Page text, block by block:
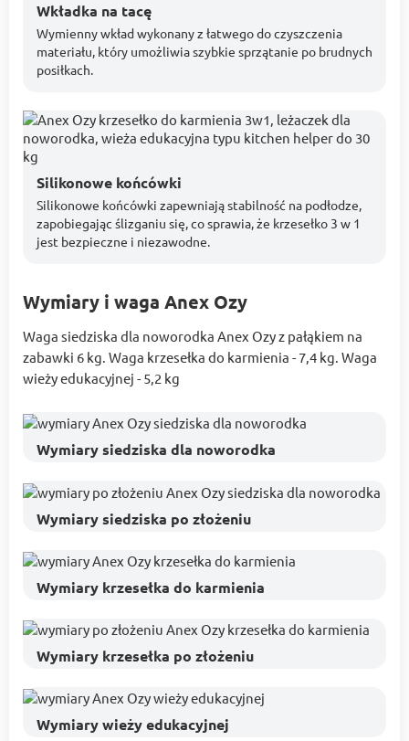
Wkładka na tacę
Wymienny wkład wykonany z łatwego do czyszczenia
materiału, który umożliwia szybkie sprzątanie po brudnych
posiłkach.
Silikonowe końcówki
Silikonowe końcówki zapewniają stabilność na podłodze,
zapobiegając ślizganiu się, co sprawia, że krzesełko 3 w 1
jest bezpieczne i niezawodne.
Wymiary i waga Anex Ozy
Waga siedziska dla noworodka Anex Ozy z pałąkiem na
zabawki 6 kg. Waga krzesełka do karmienia - 7,4 kg. Waga
wieży edukacyjnej - 5,2 kg
Wymiary siedziska dla noworodka
Wymiary siedziska po złożeniu
Wymiary krzesełka do karmienia
Wymiary krzesełka po złożeniu
Wymiary wieży edukacyjnej